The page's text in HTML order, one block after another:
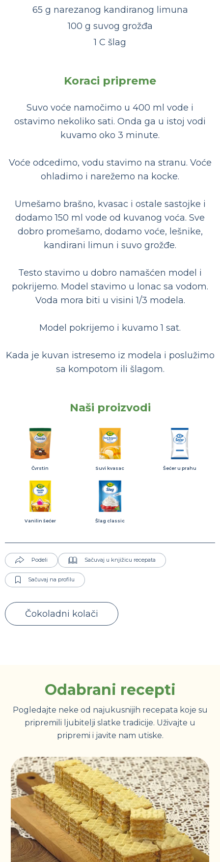
65 g narezanog kandiranog limuna
100 g suvog grožđa
1 C šlag
Koraci pripreme
Suvo voće namočimo u 400 ml vode i
ostavimo nekoliko sati. Onda ga u istoj vodi
kuvamo oko 3 minute.
Voće odcedimo, vodu stavimo na stranu. Voće
ohladimo i narežemo na kocke.
Umešamo brašno, kvasac i ostale sastojke i
dodamo 150 ml vode od kuvanog voća. Sve
dobro promešamo, dodamo voće, lešnike,
kandirani limun i suvo grožđe.
Testo stavimo u dobro namašćen model i
pokrijemo. Model stavimo u lonac sa vodom.
Voda mora biti u visini 1/3 modela.
Model pokrijemo i kuvamo 1 sat.
Kada je kuvan istresemo iz modela i poslužimo
sa kompotom ili šlagom.
Naši proizvodi
Čvrstin Suvi kvasac Šećer u prahu
Vanilin šećer Šlag classic
Podeli Sačuvaj u knjižicu recepata
Sačuvaj na profilu
Čokoladni kolači
Odabrani recepti
Pogledajte neke od najukusnijih recepata koje su
pripremili ljubitelji slatke tradicije. Uživajte u
pripremi i javite nam utiske.